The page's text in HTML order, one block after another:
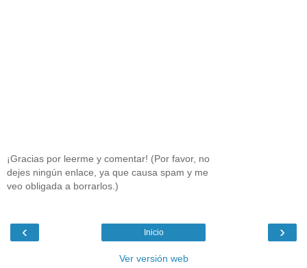
¡Gracias por leerme y comentar! (Por favor, no
dejes ningún enlace, ya que causa spam y me
veo obligada a borrarlos.)
‹ ›
Inicio
Ver versión web